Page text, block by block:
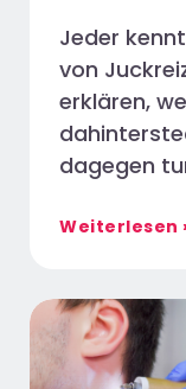
Jeder
von
erklären,
dagegen
Weiterlesen